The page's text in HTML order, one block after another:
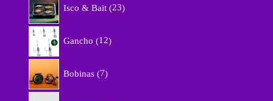
t
Isco & Bait 233
Gancho 122
Bobinas 7p